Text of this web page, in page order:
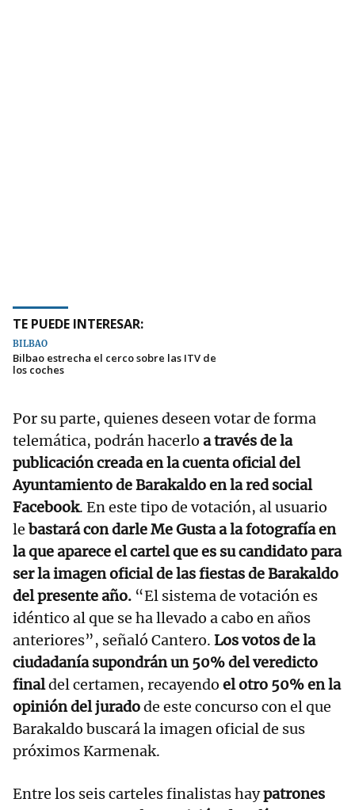
TE PUEDE INTERESAR:
BILBAO
Bilbao estrecha el cerco sobre las ITV de
los coches
Por su parte, quienes deseen votar de forma
telemática, podrán hacerlo a través de la
publicación creada en la cuenta oficial del
Ayuntamiento de Barakaldo en la red social
Facebook. En este tipo de votación, al usuario
le bastará con darle Me Gusta a la fotografía en
la que aparece el cartel que es su candidato para
ser la imagen oficial de las fiestas de Barakaldo
del presente año. “El sistema de votación es
idéntico al que se ha llevado a cabo en años
anteriores”, señaló Cantero. Los votos de la
ciudadanía supondrán un 50% del veredicto
finaldel certamen, recayendo el otro 50%en la
opinión del juradode este concurso con el que
Barakaldo buscará la imagen oficial de sus
próximos Karmenak.
Entre los seis carteles finalistas haypatrones